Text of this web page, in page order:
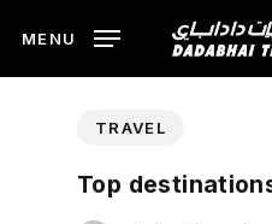
main
MENU
TRAVEL
Top